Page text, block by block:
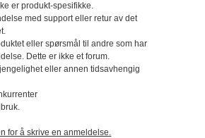
er produkt-spesifikke.
med support eller retur av det
eller spørsmål til andre som har
Dette er ikke et forum.
eller annen tidsavhengig
for å skrive en anmeldelse.